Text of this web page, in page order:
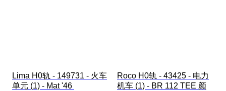
Lima H0轨 - 149731 - 火车
单元 (1) - Mat '46
Roco H0轨 - 43425 - 电力
机车 (1) - BR 112 TEE 颜